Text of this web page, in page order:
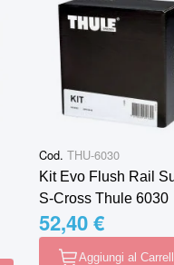
Cod. THU-6030
Kit Evo Flush Rail
S-Cross Thule 6030
52,40 €
Aggiungi al